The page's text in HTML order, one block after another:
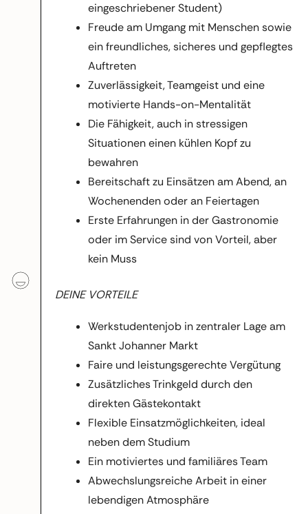
eingeschriebener Student)
Freude am Umgang mit Menschen sowie
ein freundliches, sicheres und gepflegtes
Auftreten
Zuverlässigkeit, Teamgeist und eine
motivierte Hands-on-Mentalität
Die Fähigkeit, auch in stressigen
Situationen einen kühlen Kopf zu
bewahren
Bereitschaft zu Einsätzen am Abend, an
Wochenenden oder an Feiertagen
Erste Erfahrungen in der Gastronomie
oder im Service sind von Vorteil, aber
kein Muss
DEINE VORTEILE
Werkstudentenjob in zentraler Lage am
Sankt Johanner Markt
Faire und leistungsgerechte Vergütung
Zusätzliches Trinkgeld durch den
direkten Gästekontakt
Flexible Einsatzmöglichkeiten, ideal
neben dem Studium
Ein motiviertes und familiäres Team
Abwechslungsreiche Arbeit in einer
lebendigen Atmosphäre